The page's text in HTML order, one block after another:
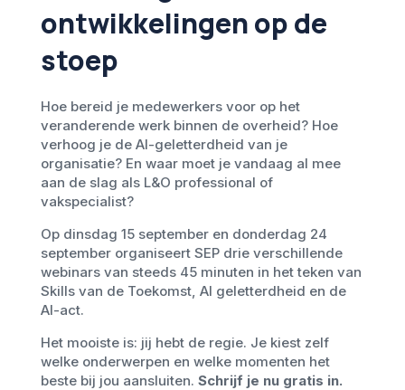
ontwikkelingen op de
stoep
Hoe bereid je medewerkers voor op het
veranderende werk binnen de overheid? Hoe
verhoog je de AI-geletterdheid van je
organisatie? En waar moet je vandaag al mee
aan de slag als L&O professional of
vakspecialist?
Op dinsdag 15 september en donderdag 24
september organiseert SEP drie verschillende
webinars van steeds 45 minuten in het teken van
Skills van de Toekomst, AI geletterdheid en de
AI-act.
Het mooiste is: jij hebt de regie. Je kiest zelf
welke onderwerpen en welke momenten het
beste bij jou aansluiten. Schrijf je nu gratis in.